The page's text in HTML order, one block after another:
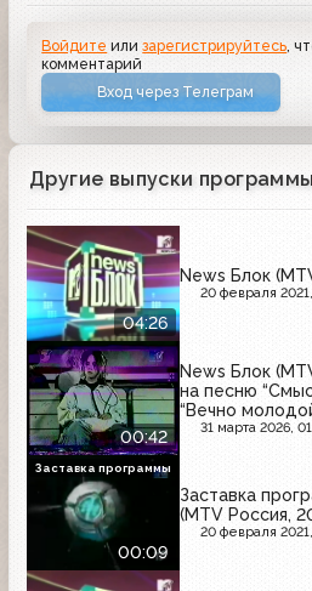
Войдите илизарегистрируйтесь ,
комментарий
Вход через Телеграм
Другие выпуски программы
04:26
News Блок
20 февраля
00:42
News Блок
на песню
“Вечно
31 марта 2026,
00:09
Заставка
(MTV Россия,
20 февраля
Заставка программы